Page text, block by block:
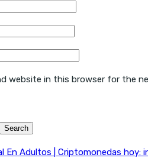
website in this browser for the
En Adultos | Criptomonedas